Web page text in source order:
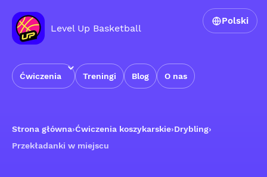
Level Up Basketball
Ćwiczenia Treningi Blog O nas
Polski
Strona główna›Ćwiczenia koszykarskie›Drybling›
Przekładanki w miejscu